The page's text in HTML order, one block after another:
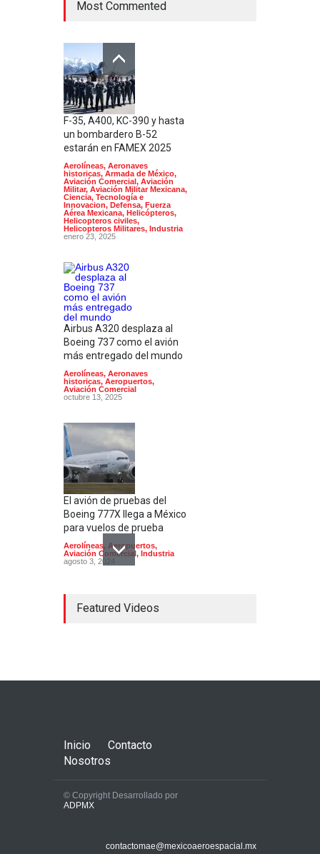
Most Commented
F-35, A400, KC-390 y hasta
un bombardero B-52
estarán en FAMEX 2025
Aerolíneas, Aeronaves
historicas, Armada de México,
Aviación Comercial, Aviación
Militar, Aviación Militar Mexicana,
Ciencia, Tecnología e
Innovacion, Defensa, Fuerza
Aérea Mexicana, Helicópteros,
Helicopteros civiles,
Helicopteros Militares, Industria
enero 23, 2025
Airbus A320 desplaza al
Boeing 737 como el avión
más entregado del mundo
Aerolíneas, Aeronaves
historicas, Aeropuertos,
Aviación Comercial
octubre 13, 2025
El avión de pruebas del
Boeing 777X llega a México
para vuelos de prueba
Aerolíneas, Aeropuertos,
Aviación Comercial , Industria
agosto 3, 2024
Indicadores de la Aviación
90 aniversario de
Featured Videos
Inicio
Contacto
Nosotros
© Copyright Desarrollado por
ADPMX
contactomae@mexicoaeroespacial.mx